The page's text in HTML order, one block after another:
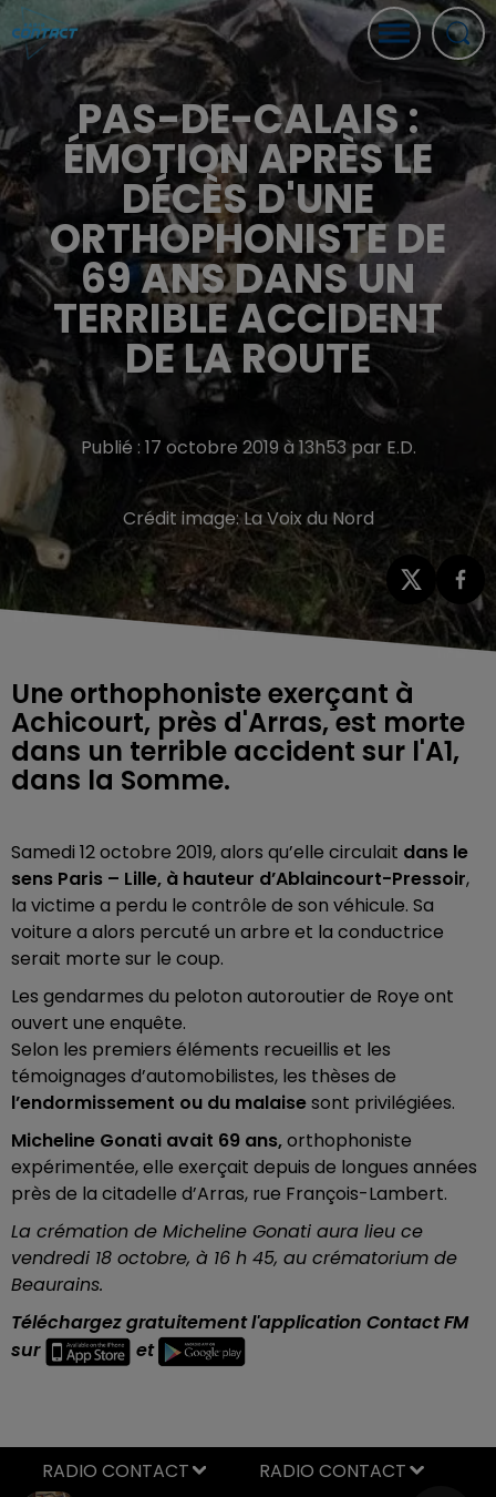
PAS-DE-CALAIS :
ÉMOTION APRÈS LE
DÉCÈS D'UNE
ORTHOPHONISTE DE
69 ANS DANS UN
TERRIBLE ACCIDENT
DE LA ROUTE
Publié : 17 octobre 2019 à 13h53 par E.D.
Crédit image:La Voix du Nord
Une orthophoniste exerçant à
Achicourt, près d'Arras, est morte
dans un terrible accident sur l'A1,
dans la Somme.
Samedi 12 octobre 2019, alors qu’elle circulait dans le
sens Paris – Lille, à hauteur d’Ablaincourt-Pressoir,
la victime a perdu le contrôle de son véhicule. Sa
voiture a alors percuté un arbre et la conductrice
serait morte sur le coup.
Les gendarmes du peloton autoroutier de Roye ont
ouvert une enquête.
Selon les premiers éléments recueillis et les
témoignages d’automobilistes, les thèses de
l’endormissement ou du malaisesont privilégiées.
Micheline Gonati avait 69 ans,orthophoniste
expérimentée, elle exerçait depuis de longues années
près de la citadelle d’Arras, rue François-Lambert.
La crémation de Micheline Gonati aura lieu ce
vendredi 18 octobre, à 16 h 45, au crématorium de
Beaurains.
Téléchargez gratuitement l'application Contact FM
sur
et
RADIO CONTACT